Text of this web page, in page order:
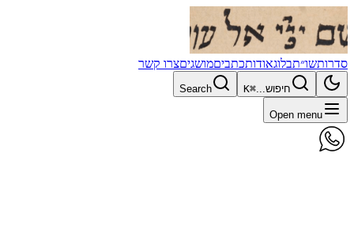
סדרותשו״תבלוגאודותכתביםמושגיםצרו קשר
חיפוש...⌘K
Search
Open menu